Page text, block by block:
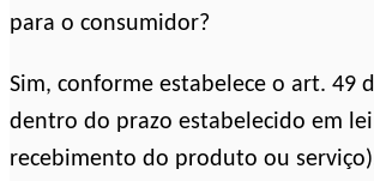
para o consumidor?
Sim, conforme estabelece o art. 49
dentro do prazo estabelecido em
recebimento do produto ou